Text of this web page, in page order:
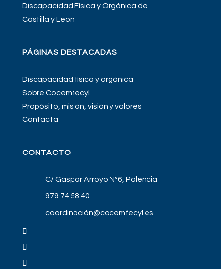
Discapacidad Física y Orgánica de
Castilla y Leon
PÁGINAS DESTACADAS
Discapacidad física y orgánica
Sobre Cocemfecyl
Propósito, misión, visión y valores
Contacta
CONTACTO
C/ Gaspar Arroyo Nº6, Palencia
979 74 58 40
coordinación@cocemfecyl.es